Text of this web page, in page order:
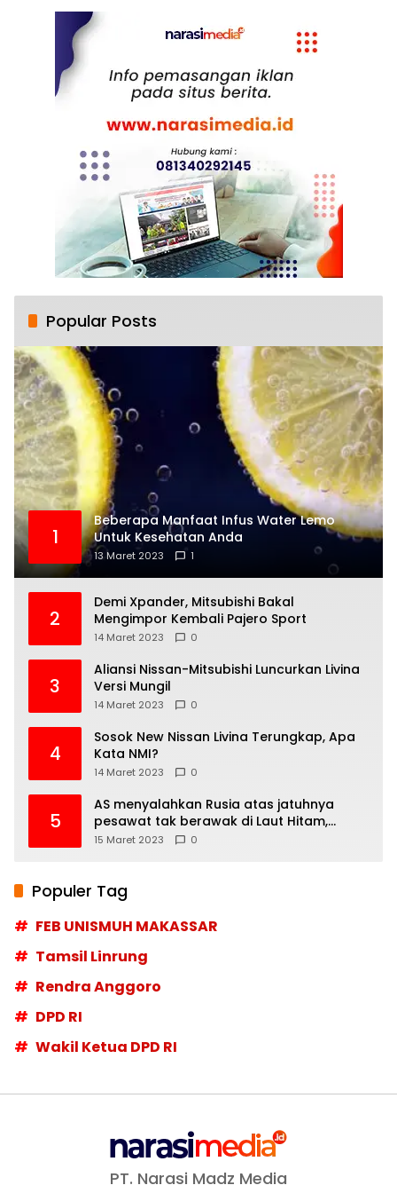
Popular Posts
1
Beberapa Manfaat Infus Water Lemo
Untuk Kesehatan Anda
13 Maret 2023 1
2
Demi Xpander, Mitsubishi Bakal
Mengimpor Kembali Pajero Sport
14 Maret 2023 0
3
Aliansi Nissan-Mitsubishi Luncurkan Livina
Versi Mungil
14 Maret 2023 0
4
Sosok New Nissan Livina Terungkap, Apa
Kata NMI?
14 Maret 2023 0
5
AS menyalahkan Rusia atas jatuhnya
pesawat tak berawak di Laut Hitam,
Moskow menyangkal
15 Maret 2023 0
Populer Tag
FEB UNISMUH MAKASSAR
Tamsil Linrung
Rendra Anggoro
DPD RI
Wakil Ketua DPD RI
PT. Narasi Madz Media